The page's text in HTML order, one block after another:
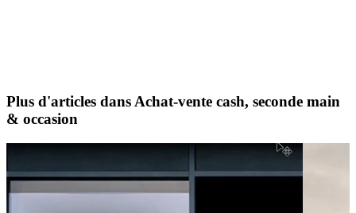
Plus d'articles dans Achat-vente cash, seconde main
& occasion